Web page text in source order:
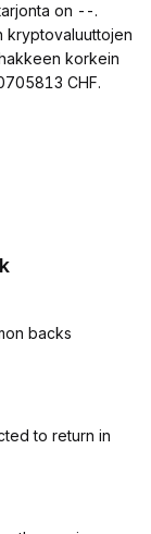
on --.
kryptovaluuttojen
korkein
CHF.
backs
to return in